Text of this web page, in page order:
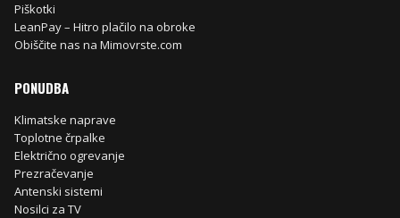
Piškotki
LeanPay – Hitro plačilo na obroke
Obiščite nas na Mimovrste.com
PONUDBA
Klimatske naprave
Toplotne črpalke
Električno ogrevanje
Prezračevanje
Antenski sistemi
Nosilci za TV